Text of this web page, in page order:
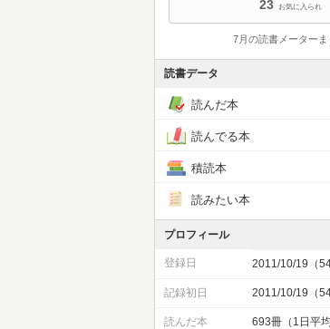
23 お気に入られ
7月の読書メーターま
読書データ
読んだ本
読んでる本
積読本
読みたい本
プロフィール
登録日 2011/10/19（
記録初日 2011/10/19（
読んだ本 693冊（1日平